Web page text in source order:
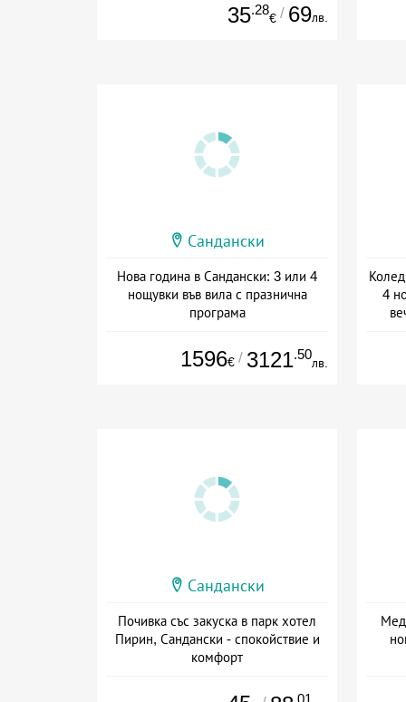
35.28
€ / 69лв.
Сандански
Нова година в Сандански: 3 или 4
нощувки във вила с празнична
програма
1596€ / 3121.50
лв.
4
Сандански
Почивка със закуска в парк хотел
Пирин, Сандански - спокойствие и
комфорт
.01